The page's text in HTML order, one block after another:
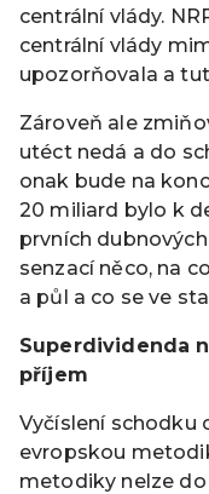
centrální vlády.
centrální vlády
upozorňovala a
Zároveň ale
utéct nedá a do
onak bude na
20 miliard bylo k
prvních
senzací něco, na
a půl a co se ve
Superdividenda
příjem
Vyčíslení schodku
evropskou
metodiky nelze